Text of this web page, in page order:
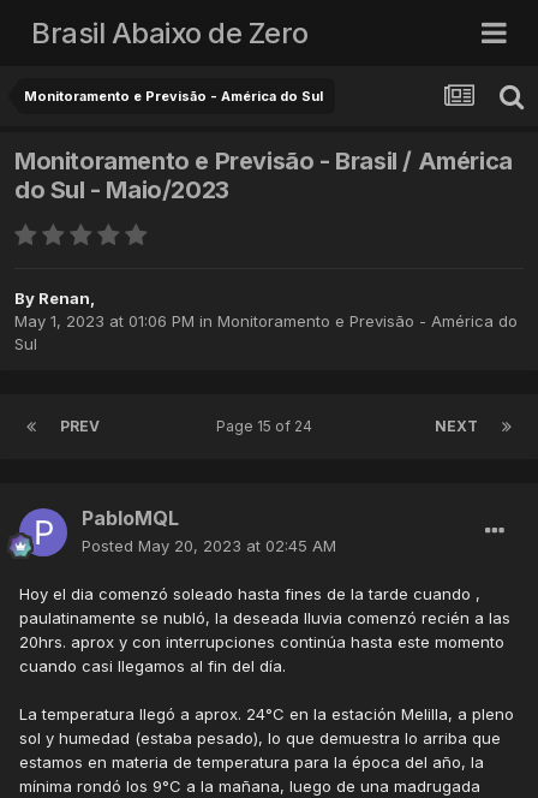
Brasil Abaixo de Zero
Monitoramento e Previsão - América do Sul
Monitoramento e Previsão - Brasil / América
do Sul - Maio/2023
By Renan,
May 1, 2023 at 01:06 PM in Monitoramento e Previsão - América do
Sul
PREV NEXT
Page 15 of 24
PabloMQL
Posted May 20, 2023 at 02:45 AM
Hoy el dia comenzó soleado hasta fines de la tarde cuando ,
paulatinamente se nubló, la deseada lluvia comenzó recién a las
20hrs. aprox y con interrupciones continúa hasta este momento
cuando casi llegamos al fin del día.
La temperatura llegó a aprox. 24°C en la estación Melilla, a pleno
sol y humedad (estaba pesado), lo que demuestra lo arriba que
estamos en materia de temperatura para la época del año, la
mínima rondó los 9°C a la mañana, luego de una madrugada